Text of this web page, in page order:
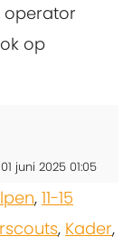
operator
op
juni 2025 01:05
, 11-15
, Kader,